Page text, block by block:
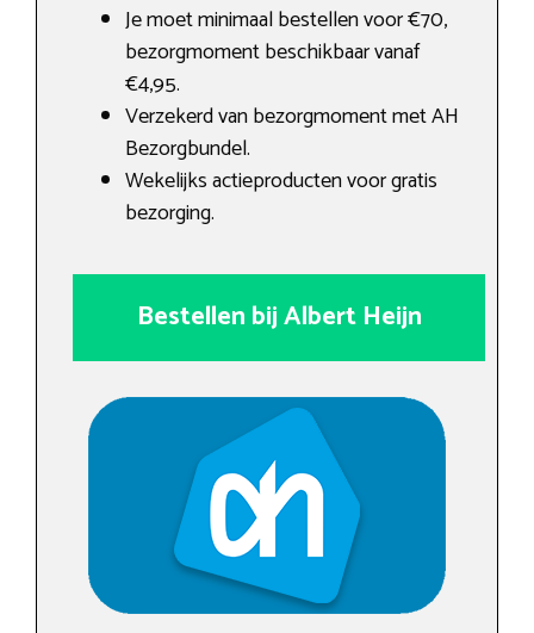
Je moet minimaal bestellen voor €70,
bezorgmoment beschikbaar vanaf
€4,95.
Verzekerd van bezorgmoment met AH
Bezorgbundel.
Wekelijks actieproducten voor gratis
bezorging.
Bestellen bij Albert Heijn